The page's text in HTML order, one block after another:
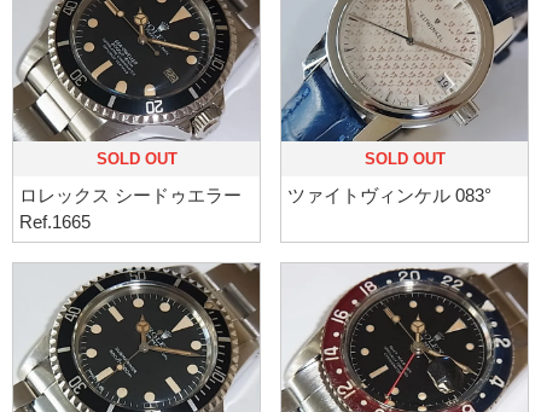
SOLD OUT
ロレックス シードゥエラー
Ref.1665
SOLD OUT
ツァイトヴィンケル 083°